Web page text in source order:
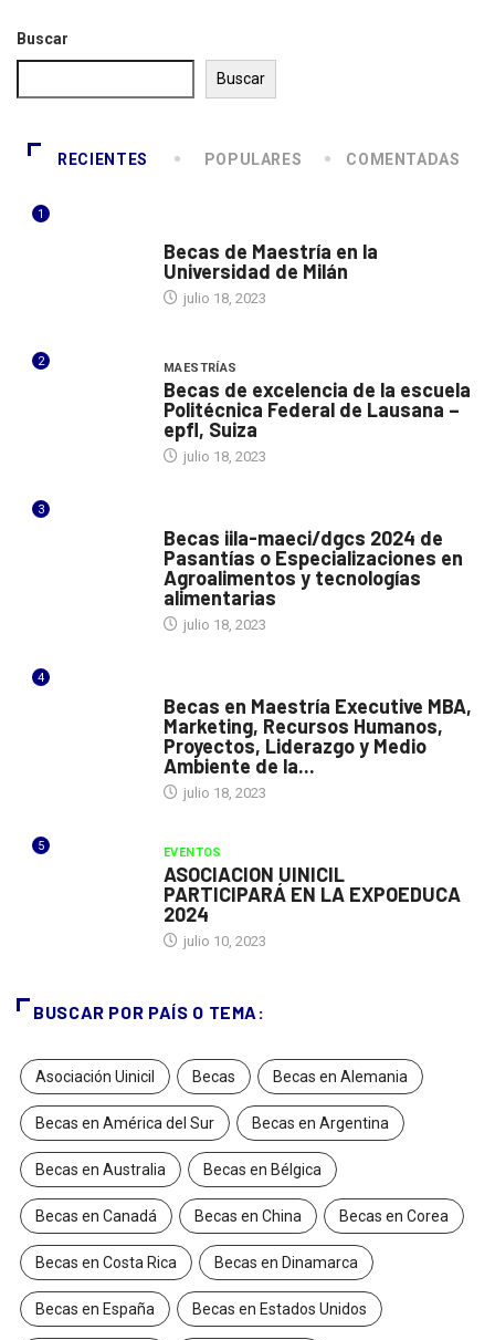
Buscar
Buscar
RECIENTES POPULARES COMENTADAS
1
Becas de Maestría en la
Universidad de Milán
julio 18, 2023
2 MAESTRÍAS
Becas de excelencia de la escuela
Politécnica Federal de Lausana –
epfl, Suiza
julio 18, 2023
3
Becas iila-maeci/dgcs 2024 de
Pasantías o Especializaciones en
Agroalimentos y tecnologías
alimentarias
julio 18, 2023
4
Becas en Maestría Executive MBA,
Marketing, Recursos Humanos,
Proyectos, Liderazgo y Medio
Ambiente de la...
julio 18, 2023
5 EVENTOS
ASOCIACION UINICIL
PARTICIPARÁ EN LA EXPOEDUCA
2024
julio 10, 2023
BUSCAR POR PAÍS O TEMA:
Asociación Uinicil Becas Becas en Alemania
Becas en América del Sur Becas en Argentina
Becas en Australia Becas en Bélgica
Becas en Canadá Becas en China Becas en Corea
Becas en Costa Rica Becas en Dinamarca
Becas en España Becas en Estados Unidos